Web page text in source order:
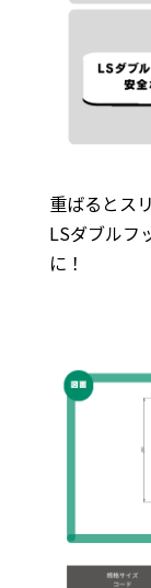
重ばるとス
LSダブルフ
に！